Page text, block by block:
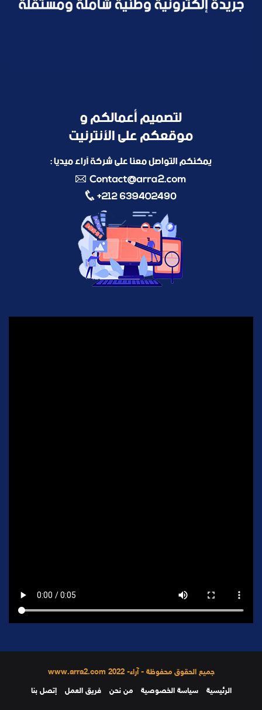
جميع الحقوق محفوظة - آراء- 2022 www.arra2.com
الرئيسية
سياسة الخصوصية من نحن فريق العمل إتصل بنا